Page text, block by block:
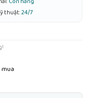
thuật:24/7